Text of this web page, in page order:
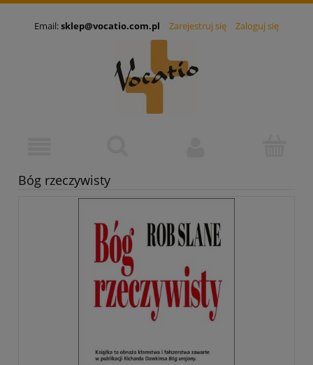
Email:sklep@vocatio.com.pl Zarejestruj się Zaloguj się
Bóg rzeczywisty